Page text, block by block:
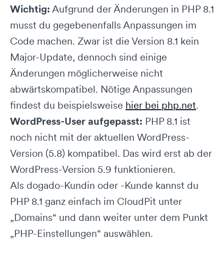
Wichtig:Aufgrund der Änderungen in PHP 8.1
musst du gegebenenfalls Anpassungen im
Code machen. Zwar ist die Version 8.1 kein
Major-Update, dennoch sind einige
Änderungen möglicherweise nicht
abwärtskompatibel. Nötige Anpassungen
findest du beispielsweise hier bei php.net.
WordPress-User aufgepasst: PHP 8.1 ist
noch nicht mit der aktuellen WordPress-
Version (5.8) kompatibel. Das wird erst ab der
WordPress-Version 5.9 funktionieren.
Als dogado-Kundin oder -Kunde kannst du
PHP 8.1 ganz einfach im CloudPit unter
„Domains“ und dann weiter unter dem Punkt
„PHP-Einstellungen“ auswählen.